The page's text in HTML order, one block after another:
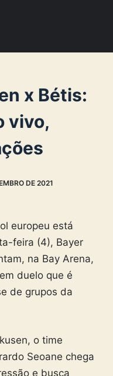
x Bétis:
vivo,
DE 2021
europeu está
feira (4), Bayer
na Bay Arena,
duelo que é
de grupos da
o time
Seoane chega
e busca